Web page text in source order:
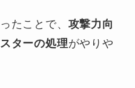
たことで、 攻撃力向
ターの処理がやりや